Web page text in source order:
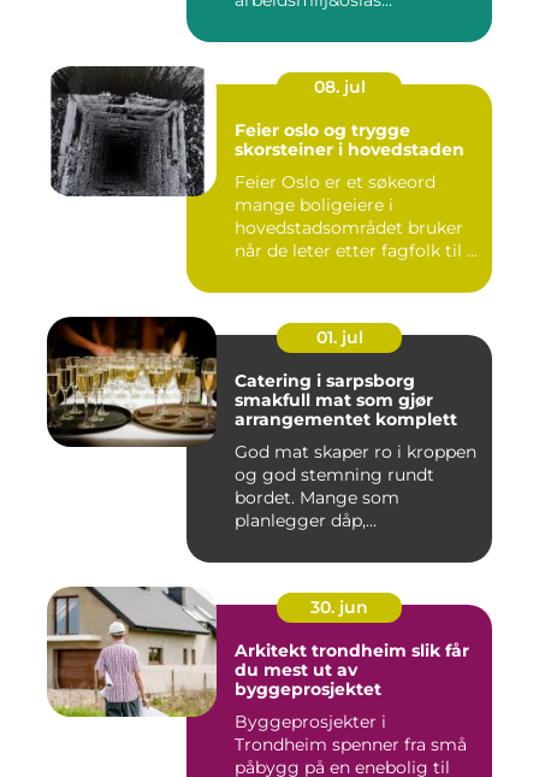
08. jul
Feier oslo og trygge
skorsteiner i hovedstaden
Feier Oslo er et søkeord
mange boligeiere i
hovedstadsområdet bruker
når de leter etter fagfolk til ...
01. jul
Catering i sarpsborg
smakfull mat som gjør
arrangementet komplett
God mat skaper ro i kroppen
og god stemning rundt
bordet. Mange som
planlegger dåp,
30. jun
Arkitekt trondheim slik får
du mest ut av
byggeprosjektet
Byggeprosjekter i
Trondheim spenner fra små
påbygg på en enebolig til